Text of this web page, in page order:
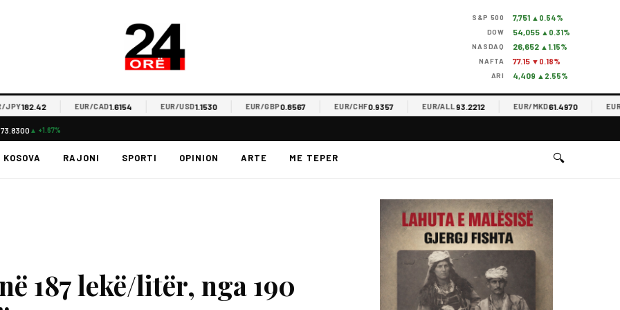
S&P 500 7,751 ▲0.54%
DOW 54,055 ▲0.31%
NASDAQ 26,652 ▲1.15%
NAFTA 77.15 ▼0.18%
ARI 4,409 ▲2.55%
182.42 EUR/CAD1.6154 EUR/USD1.1530 EUR/GBP0.8567 EUR/CHF0.9357 EUR/ALL93.2212 EUR/MKD61.4970 EUR/
▲ +1.67%
KOSOVA RAJONI SPORTI OPINION ARTE ME TEPER 🔍
187 lekë/litër, nga 190